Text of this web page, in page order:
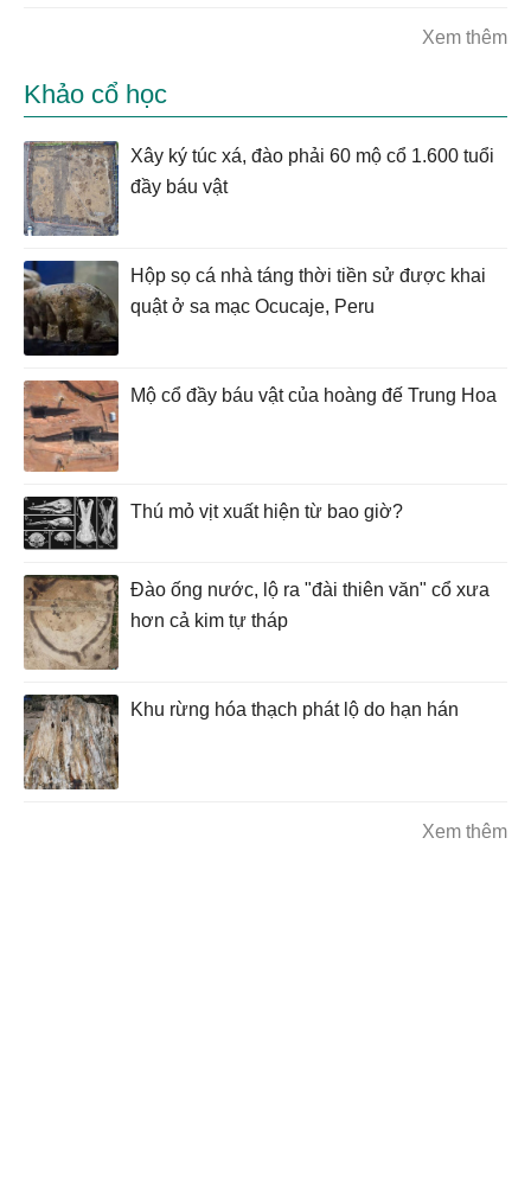
Xem thêm
Khảo cổ học
Xây ký túc xá, đào phải 60 mộ cổ 1.600 tuổi
đầy báu vật
Hộp sọ cá nhà táng thời tiền sử được khai
quật ở sa mạc Ocucaje, Peru
Mộ cổ đầy báu vật của hoàng đế Trung Hoa
Thú mỏ vịt xuất hiện từ bao giờ?
Đào ống nước, lộ ra "đài thiên văn" cổ xưa
hơn cả kim tự tháp
Khu rừng hóa thạch phát lộ do hạn hán
Xem thêm